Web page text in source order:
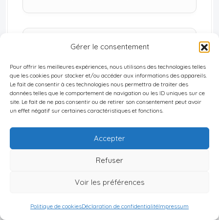
Gérer le consentement
Pour offrir les meilleures expériences, nous utilisons des technologies telles
que les cookies pour stocker et/ou accéder aux informations des appareils.
Le fait de consentir à ces technologies nous permettra de traiter des
données telles que le comportement de navigation ou les ID uniques sur ce
site. Le fait de ne pas consentir ou de retirer son consentement peut avoir
un effet négatif sur certaines caractéristiques et fonctions.
Accepter
Refuser
Voir les préférences
Politique de cookiesDéclaration de confidentialitéImpressum
Stratégie à deux armes
international, notamment à l’ONU.
réprimée par l’armée française, qui procède à des
arrestations massives, essentiellement parmi les
militants nationalistes connus – y compris des
adversaires du FLN. Mais le cycle
qu’aucune réforme ne parviendra à briser.